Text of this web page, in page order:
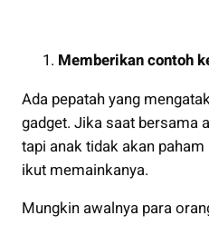
Memberikan contoh
Ada pepatah yang
gadget. Jika saat bersama
tapi anak tidak akan
ikut memainkanya.
Mungkin awalnya para